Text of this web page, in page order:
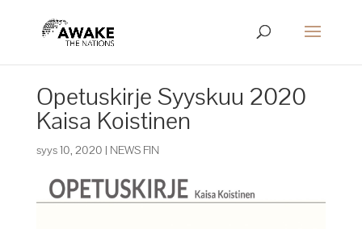
Opetuskirje Syyskuu 2020
Kaisa Koistinen
syys 10, 2020 | NEWS FIN